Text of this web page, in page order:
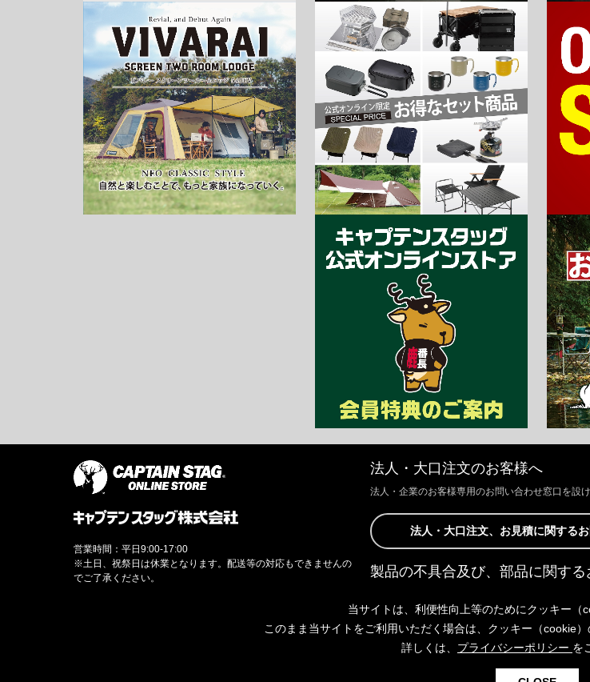
法人・大口注文のお客様へ
法人・企業のお客様専用のお問い合わせ窓口を設け
法人・大口注文、お見積に関する
製品の不具合及び、部品に関す
きましては、Webサイトにて承っております。
以下よりご連絡ください。
営業時間：平日9:00-17:00
※土日、祝祭日は休業となります。配送等の対応もできませんの
でご了承ください。
当サイトは、利便性向上等のためにクッキー（
このまま当サイトをご利用いただく場合は、クッキー（cookie
詳しくは、 プライバシーポリシー を